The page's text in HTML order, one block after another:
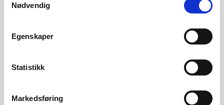
Nødvendig
Egenskaper
Statistikk
Markedsføring
Kontakt
: 95 17 27 25